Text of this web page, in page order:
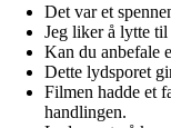
Det var et
Jeg liker å lytte til
Kan du anbefale
Dette lydsporet
Filmen hadde et
handlingen.